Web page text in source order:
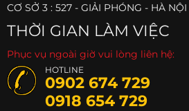
CƠ SỞ 3 : 527 - GIẢI PHÓNG - HÀ NỘI
THỜI GIAN LÀM VIỆC
Phục vụ ngoài giờ vui lòng liên hệ:
HOTLINE
0902 674 729
0918 654 729